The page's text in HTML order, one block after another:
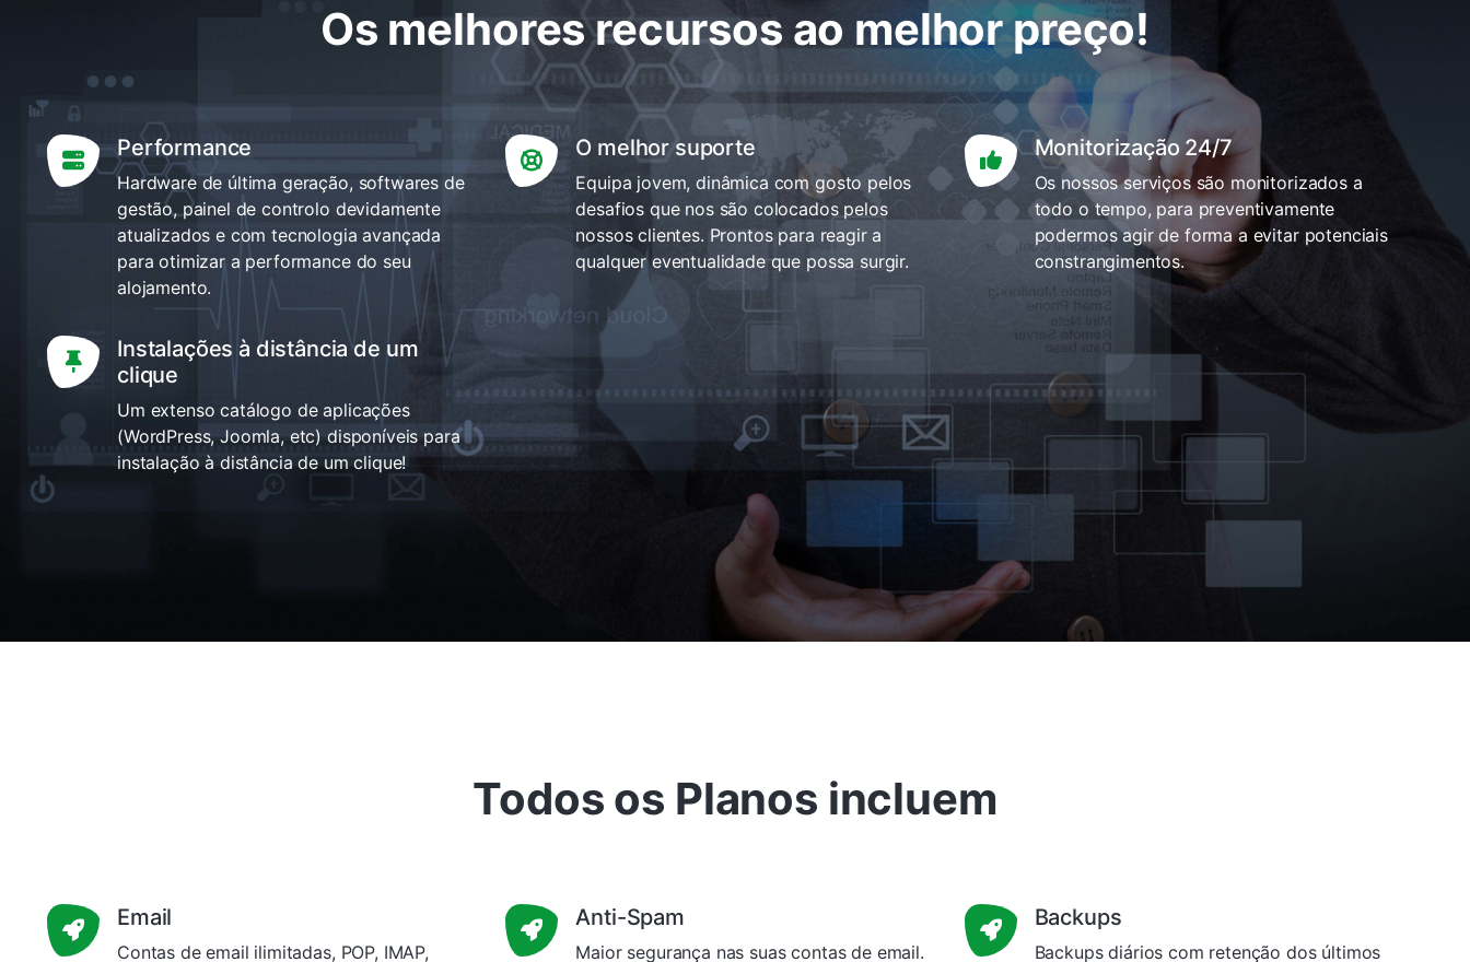
Os melhores recursos ao melhor preço!
Performance
Hardware de última geração, softwares de
gestão, painel de controlo devidamente
atualizados e com tecnologia avançada
para otimizar a performance do seu
alojamento.
O melhor suporte
Equipa jovem, dinâmica com gosto pelos
desafios que nos são colocados pelos
nossos clientes. Prontos para reagir a
qualquer eventualidade que possa surgir.
Monitorização 24/7
Os nossos serviços são monitorizados a
todo o tempo, para preventivamente
podermos agir de forma a evitar potenciais
constrangimentos.
Instalações à distância de um
clique
Um extenso catálogo de aplicações
(WordPress, Joomla, etc) disponíveis para
instalação à distância de um clique!
Todos os Planos incluem
Email
Contas de email ilimitadas, POP, IMAP,
Anti-Spam
Maior segurança nas suas contas de email.
Backups
Backups diários com retenção dos últimos